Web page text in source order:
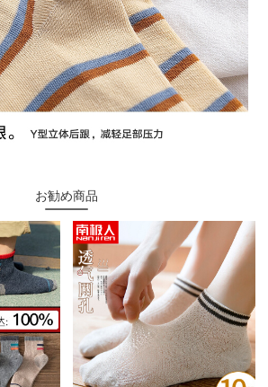
お勧め商品